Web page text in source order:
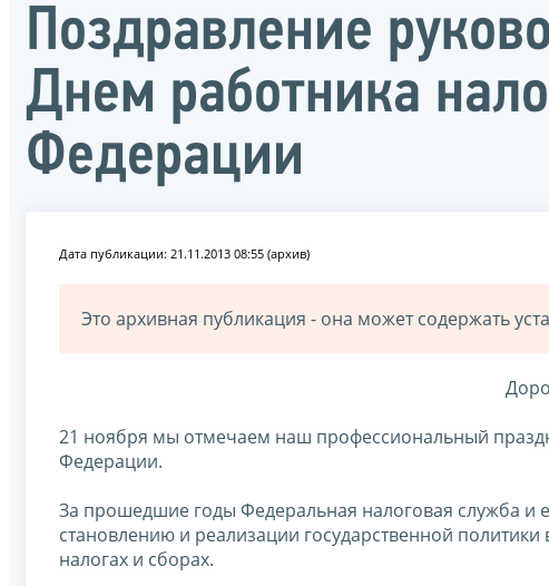
Поздравление
Днем работника
Федерации
Дата публикации: 21.11.2013 08:55 (архив)
Это архивная публикация - она может содержать
21 ноября мы отмечаем наш профессиональный
Федерации.
За прошедшие годы Федеральная налоговая служба и
становлению и реализации государственной
налогах и сборах.